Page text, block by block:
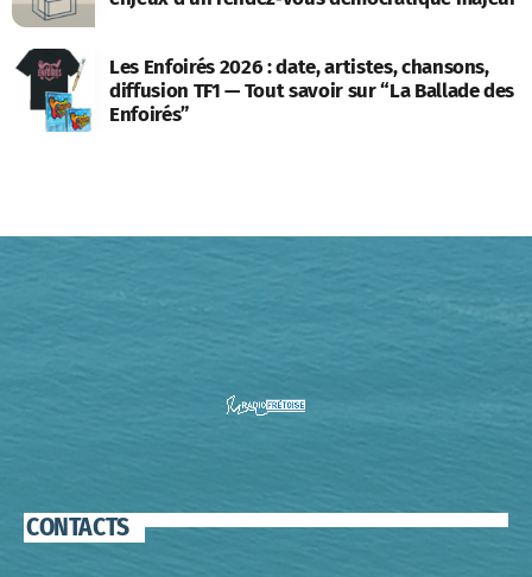
Les Enfoirés 2026 : date, artistes, chansons,
diffusion TF1 — Tout savoir sur “La Ballade des
Enfoirés”
CONTACTS